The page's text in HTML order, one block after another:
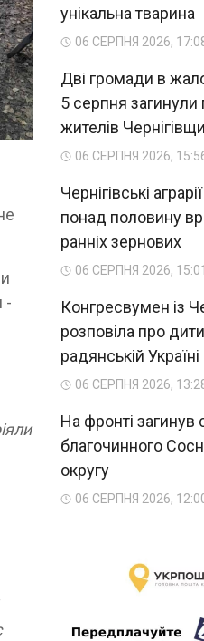
-
унікальна тварина
06 СЕРПНЯ 2026,
Дві громади в
5 серпня загинули
жителів
06 СЕРПНЯ 2026,
Чернігівські
понад половину
ранніх зернових
06 СЕРПНЯ 2026, 15:01
Конгресвумен із
розповіла про
радянській Україні
06 СЕРПНЯ 2026,
На фронті загинув
благочинного
округу
06 СЕРПНЯ 2026,